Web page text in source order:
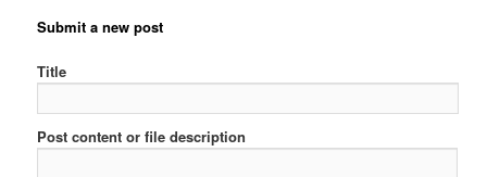
Submit a new post
Title
Post content or file description